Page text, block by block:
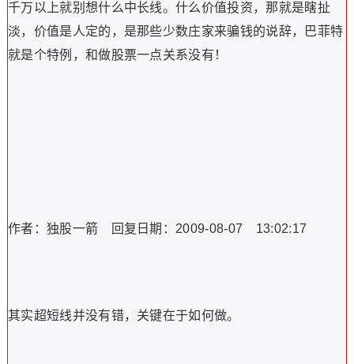
千万以上就别想什么中长线。什么价值投资，那就是瞎扯
淡，价值是人定的，是那些少数庄家来骗钱的说辞，巴菲特
就是个特例，和做股票一点关系没有！
作者：独股一箭 回复日期：2009-08-07 13:02:17
其实超短线并没有错，关键在于如何做。